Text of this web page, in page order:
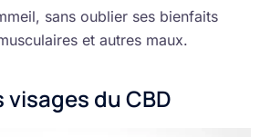
sans oublier ses bienfaits
et autres maux.
du CBD